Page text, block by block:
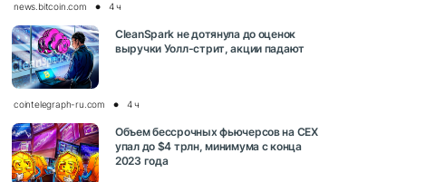
news.bitcoin.com 4 ч
CleanSpark не дотянула до оценок
выручки Уолл-стрит, акции падают
cointelegraph-ru.com 4 ч
Объем бессрочных фьючерсов на CEX
упал до $4 трлн, минимума с конца
2023 года